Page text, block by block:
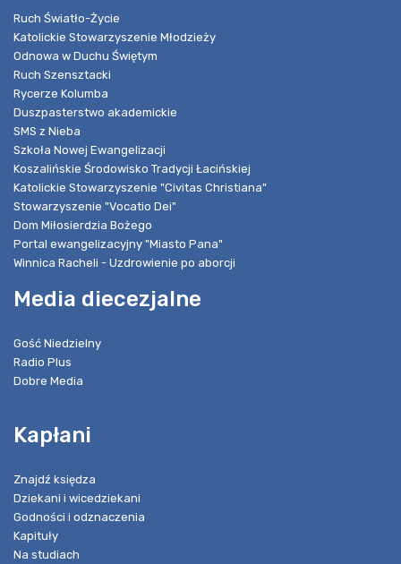
Ruch Światło-Życie
Katolickie Stowarzyszenie Młodzieży
Odnowa w Duchu Świętym
Ruch Szensztacki
Rycerze Kolumba
Duszpasterstwo akademickie
SMS z Nieba
Szkoła Nowej Ewangelizacji
Koszalińskie Środowisko Tradycji Łacińskiej
Katolickie Stowarzyszenie "Civitas Christiana"
Stowarzyszenie "Vocatio Dei"
Dom Miłosierdzia Bożego
Portal ewangelizacyjny "Miasto Pana"
Winnica Racheli - Uzdrowienie po aborcji
Media diecezjalne
Gość Niedzielny
Radio Plus
Dobre Media
Kapłani
Znajdź księdza
Dziekani i wicedziekani
Godności i odznaczenia
Kapituły
Na studiach